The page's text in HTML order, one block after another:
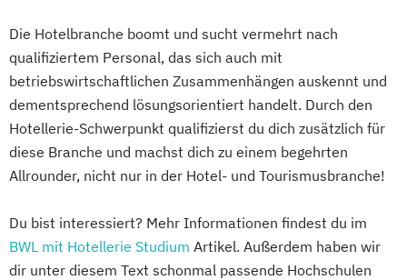
Die Hotelbranche boomt und sucht vermehrt nach
qualifiziertem Personal, das sich auch mit
betriebswirtschaftlichen Zusammenhängen auskennt und
dementsprechend lösungsorientiert handelt. Durch den
Hotellerie-Schwerpunkt qualifizierst du dich zusätzlich für
diese Branche und machst dich zu einem begehrten
Allrounder, nicht nur in der Hotel- und Tourismusbranche!
Du bist interessiert? Mehr Informationen findest du im
BWL mit Hotellerie Studium Artikel. Außerdem haben wir
dir unter diesem Text schonmal passende Hochschulen